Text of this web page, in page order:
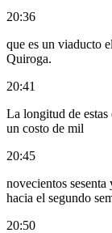
20:36
que es un viaducto
Quiroga.
20:41
La longitud de
un costo de mil
20:45
novecientos
hacia el segundo
20:50